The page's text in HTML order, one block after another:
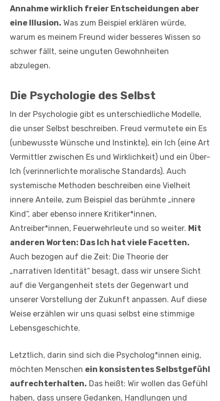
Annahme wirklich freier Entscheidungen aber
eine Illusion. Was zum Beispiel erklären würde,
warum es meinem Freund wider besseres Wissen so
schwer fällt, seine unguten Gewohnheiten
abzulegen.
Die Psychologie des Selbst
In der Psychologie gibt es unterschiedliche Modelle,
die unser Selbst beschreiben. Freud vermutete ein Es
(unbewusste Wünsche und Instinkte), ein Ich (eine Art
Vermittler zwischen Es und Wirklichkeit) und ein Über-
Ich (verinnerlichte moralische Standards). Auch
systemische Methoden beschreiben eine Vielheit
innere Anteile, zum Beispiel das berühmte „innere
Kind“, aber ebenso innere Kritiker*innen,
Antreiber*innen, Feuerwehrleute und so weiter. Mit
anderen Worten: Das Ich hat viele Facetten.
Auch bezogen auf die Zeit: Die Theorie der
„narrativen Identität“ besagt, dass wir unsere Sicht
auf die Vergangenheit stets der Gegenwart und
unserer Vorstellung der Zukunft anpassen. Auf diese
Weise erzählen wir uns quasi selbst eine stimmige
Lebensgeschichte.
Letztlich, darin sind sich die Psycholog*innen einig,
möchten Menschen ein konsistentes Selbstgefühl
aufrechterhalten. Das heißt: Wir wollen das Gefühl
haben, dass unsere Gedanken, Handlungen und